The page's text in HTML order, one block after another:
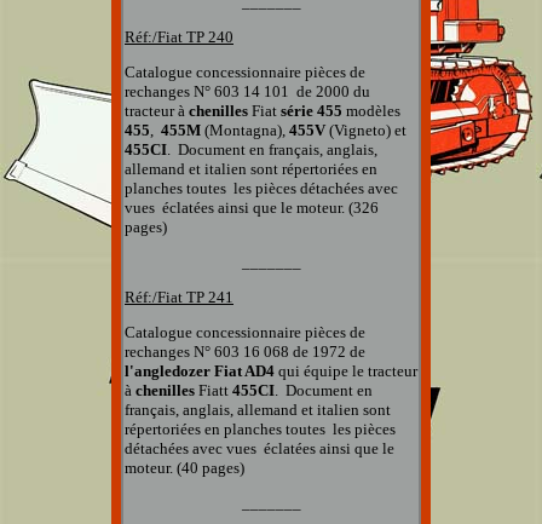
Réf:/Fiat TP 240
Catalogue concessionnaire pièces de
rechanges N° 603 14 101 de 2000 du
tracteur à chenilles Fiat série 455 modèles
455, 455M (Montagna), 455V (Vigneto) et
455CI. Document en français, anglais,
allemand et italien sont répertoriées en
planches toutes les pièces détachées avec
vues éclatées ainsi que le moteur. (326
pages)
Réf:/Fiat TP 241
Catalogue concessionnaire pièces de
rechanges N° 603 16 068 de 1972 de
l'angledozer Fiat AD4 qui équipe le tracteur
à chenilles Fiatt 455CI. Document en
français, anglais, allemand et italien sont
répertoriées en planches toutes les pièces
détachées avec vues éclatées ainsi que le
moteur. (40 pages)